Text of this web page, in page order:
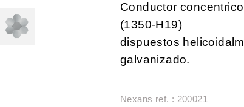
Conductor
(1350-H19)
dispuestos
galvanizado.
Nexans ref. : 200021